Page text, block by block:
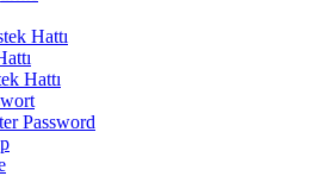
Hattı
Hattı
Password